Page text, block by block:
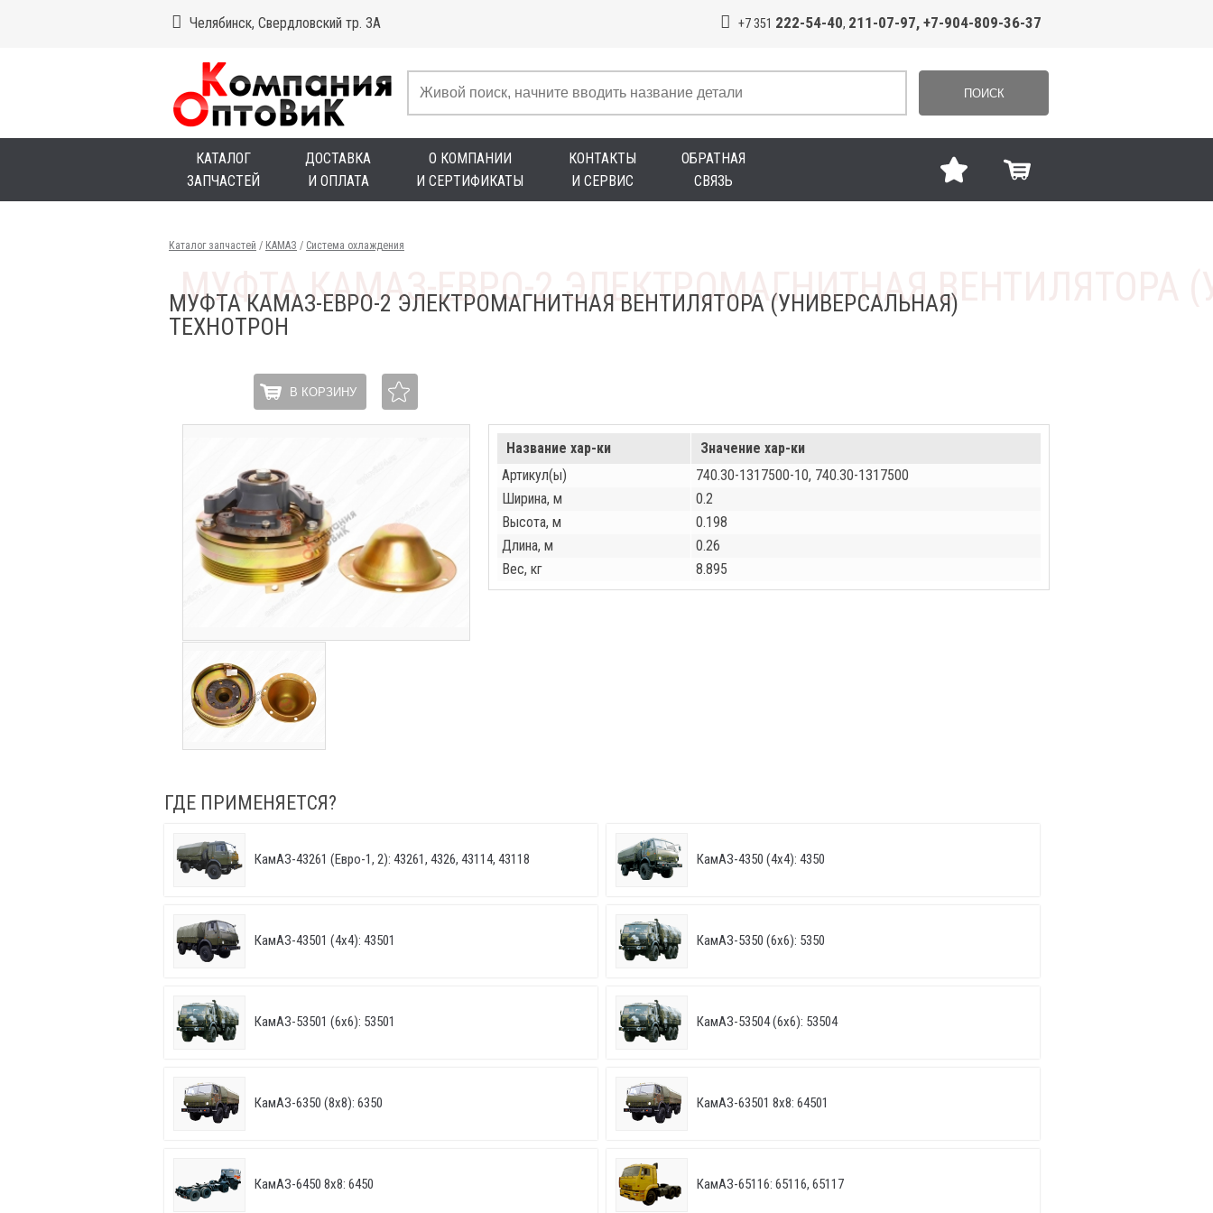
Челябинск, Свердловский тр. 3А +7 351 222-54-40, 211-07-97, +7-904-809-36-37
ПОИСК
КАТАЛОГ
ЗАПЧАСТЕЙ
ДОСТАВКА
И ОПЛАТА
О КОМПАНИИ
И СЕРТИФИКАТЫ
КОНТАКТЫ
И СЕРВИС
ОБРАТНАЯ
СВЯЗЬ
Каталог запчастей / КАМАЗ / Система охлаждения
МУФТА КАМАЗ-ЕВРО-2 ЭЛЕКТРОМАГНИТНАЯ ВЕНТИЛЯТОРА (УНИВЕРСАЛЬНАЯ)
ТЕХНОТРОН
В КОРЗИНУ
Название хар-ки
Значение хар-ки
Артикул(ы)
740.30-1317500-10, 740.30-1317500
Ширина, м
0.2
Высота, м
0.198
Длина, м
0.26
Вес, кг
8.895
ГДЕ ПРИМЕНЯЕТСЯ?
КамАЗ-43261 (Евро-1, 2): 43261, 4326, 43114, 43118 КамАЗ-4350 (4х4): 4350
КамАЗ-43501 (4х4): 43501 КамАЗ-5350 (6х6): 5350
КамАЗ-53501 (6х6): 53501 КамАЗ-53504 (6х6): 53504
КамАЗ-6350 (8х8): 6350 КамАЗ-63501 8х8: 64501
КамАЗ-6450 8х8: 6450 КамАЗ-65116: 65116, 65117